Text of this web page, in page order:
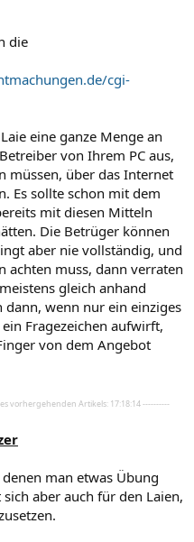
die
cgi-
eine ganze Menge an
von Ihrem PC aus,
müssen, über das Internet
Es sollte schon mit dem
mit diesen Mitteln
Die Betrüger können
aber nie vollständig, und
muss, dann verraten
gleich anhand
dann, wenn nur ein einziges
Fragezeichen aufwirft,
von dem Angebot
vorhergehenden Artikels: 17:18:14 ----------
man etwas Übung
aber auch für den Laien,